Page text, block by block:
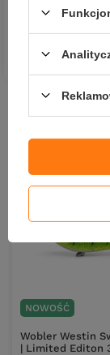
Ilość DO
Nowości
NOWOŚĆ
Wobler Westin
| Limited Editon